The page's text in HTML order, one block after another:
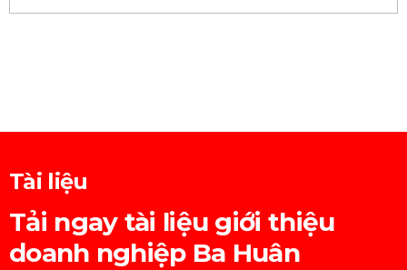
Tài liệu
Tải ngay tài liệu giới thiệu
doanh nghiệp Ba Huân